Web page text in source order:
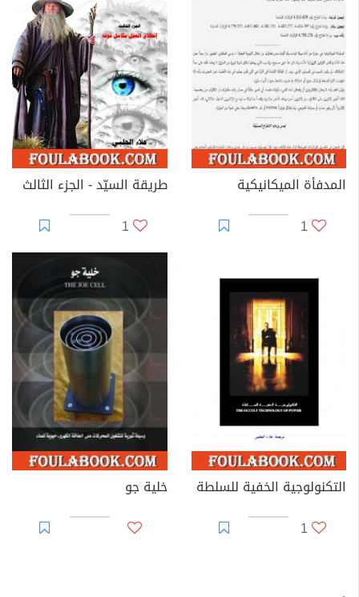
المدفأة الميكانيكية
1
طريقة السيّد - الجزء الثالث
1
التكنولوجية الخفية للسلطة
1
خلية جو